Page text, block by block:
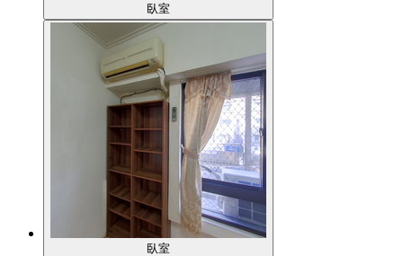
臥室
臥室